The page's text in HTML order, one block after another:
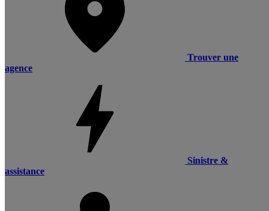
Trouver une
agence
Sinistre &
assistance